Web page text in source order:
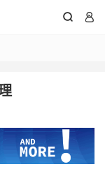
 